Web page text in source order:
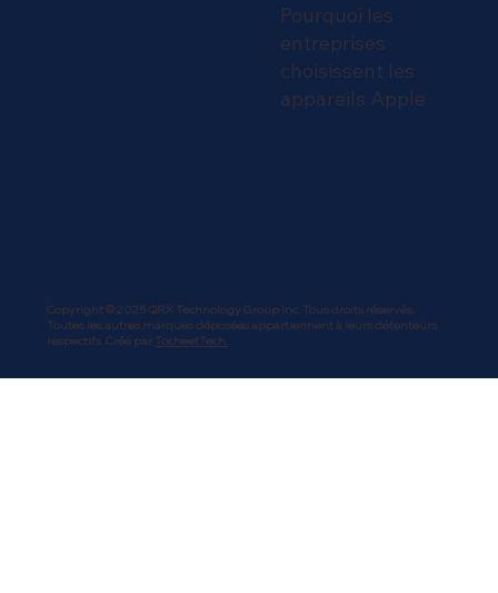
Pourquoi les
entreprises
choisissent les
appareils Apple
Copyright © 2025 QRX Technology Group Inc. Tous droits réservés.
Toutes les autres marques déposées appartiennent à leurs détenteurs
respectifs. Créé par TocheetTech.